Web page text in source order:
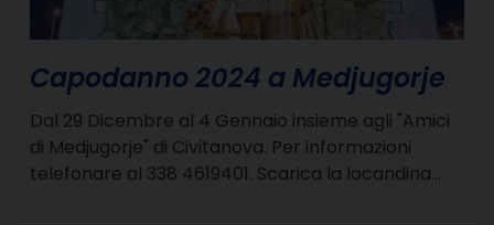
Capodanno 2024 a Medjugorje
Dal 29 Dicembre al 4 Gennaio insieme agli "Amici
di Medjugorje" di Civitanova. Per informazioni
telefonare al 338 4619401. Scarica la locandina…